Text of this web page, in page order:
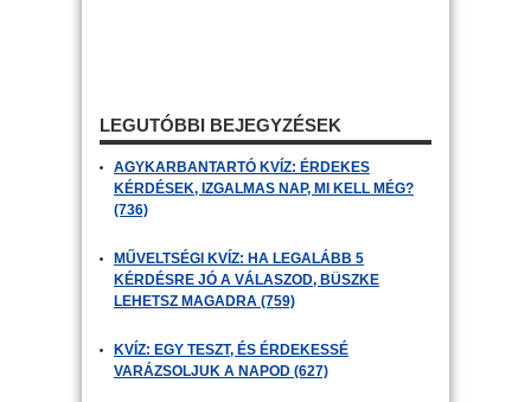
LEGUTÓBBI BEJEGYZÉSEK
AGYKARBANTARTÓ KVÍZ: ÉRDEKES
KÉRDÉSEK, IZGALMAS NAP, MI KELL MÉG?
(736)
MŰVELTSÉGI KVÍZ: HA LEGALÁBB 5
KÉRDÉSRE JÓ A VÁLASZOD, BÜSZKE
LEHETSZ MAGADRA (759)
KVÍZ: EGY TESZT, ÉS ÉRDEKESSÉ
VARÁZSOLJUK A NAPOD (627)